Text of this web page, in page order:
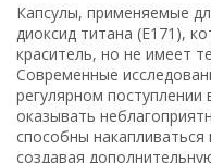
Капсулы, применяемые
диоксид титана (E171),
краситель, но не имеет
Современные
регулярном
оказывать
способны
создавая